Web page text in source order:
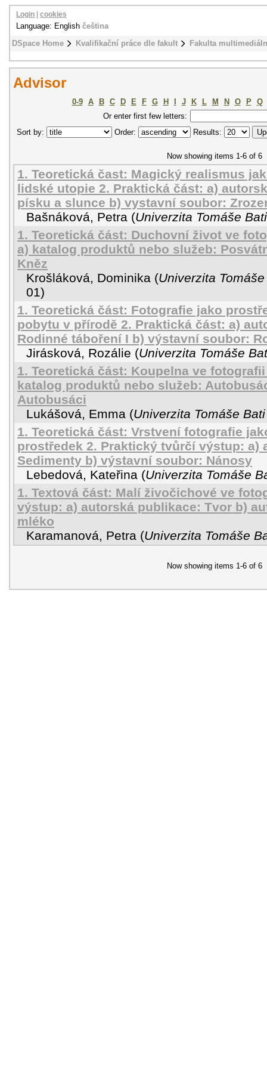
DSpace Home Kvalifikační práce dle fakult Fakulta
Login cookies
Language: English čeština
Advisor
0-9 A B C D E F G H J K L M N O P
Q
Or enter first few letters:
Sort by:
Order: Results:
Now showing items 1-6 of 6
1. Teoretická čast: Magický realismus
lidské utopie 2. Praktická část: a)
písku a slunce b) vystavní soubor:
Bašnáková, Petra (Univerzita Tomáše
1. Teoretická část: Duchovní život ve
a) katalog produktů nebo služeb:
Kněz
Krošláková, Dominika (Univerzita
01)
1. Teoretická část: Fotografie jako
pobytu v přírodě 2. Praktická část: a)
Rodinné táboření I b) výstavní soubor:
Jirásková, Rozálie (Univerzita Tomáše
1. Teoretická část: Koupelna ve
katalog produktů nebo služeb:
Autobusáci
Lukášová, Emma (Univerzita Tomáše
1. Teoretická část: Vrstvení fotografie
prostředek 2. Praktický tvůrčí výstup: a)
Sedimenty b) výstavní soubor: Nánosy
Lebedová, Kateřina (Univerzita Tomáše
1. Textová část: Malí živočichové ve
výstup: a) autorská publikace: Tvor b)
mléko
Karamanová, Petra (Univerzita Tomáše
Now showing items 1-6 of 6